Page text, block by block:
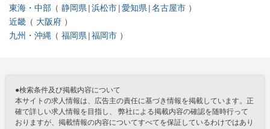
東海・中部
静岡県 浜松市 愛知県
名古屋市
近畿
大阪府
九州・沖縄
福岡県 福岡市
●検索条件及び掲載内容について
本サイトの求人情報は、広告主の責任に基づき情報を掲載しています。正
確で詳しい求人情報を目指し、 弊社による掲載内容の確認を随時行って
おりますが、掲載情報の内容についてすべてを保証しているわけではあり